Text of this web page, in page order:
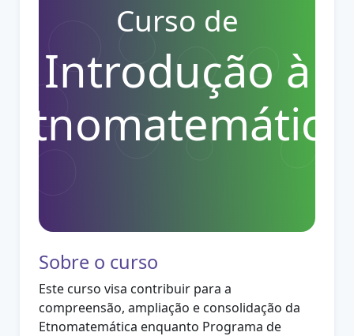
Curso de
Introdução à
Etnomatemática
Sobre o curso
Este curso visa contribuir para a
compreensão, ampliação e consolidação da
Etnomatemática enquanto Programa de